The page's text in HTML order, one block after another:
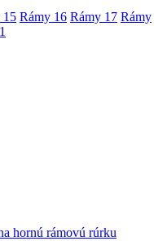
15 Rámy 16 Rámy 17 Rámy
hornú rámovú rúrku